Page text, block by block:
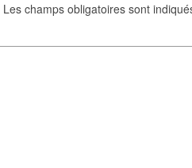
Les champs obligatoires sont